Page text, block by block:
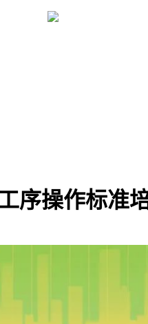
序操作标准